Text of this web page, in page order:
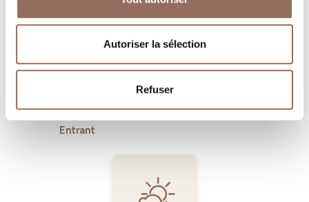
Autoriser la sélection
Refuser
Entrant